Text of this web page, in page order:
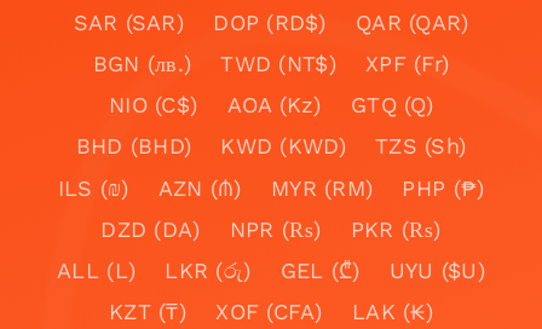
SAR (SAR)
DOP (RD$)
QAR (QAR)
BGN (лв.)
TWD (NT$)
XPF (Fr)
NIO (C$)
AOA (Kz)
GTQ (Q)
BHD (BHD)
KWD (KWD)
TZS (Sh)
ILS (₪)
AZN (₼) MYR (RM)
PHP (₱)
DZD (DA)
NPR (₨)
PKR (₨)
ALL (L)
LKR (රු) GEL (₾)
UYU ($U)
KZT (₸)
XOF (CFA)
LAK (₭)